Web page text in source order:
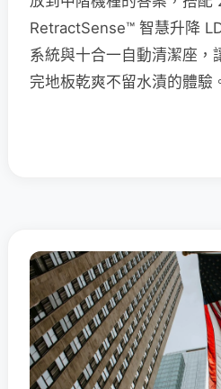
RetractSense™ 智慧升降
系統與十合一自動清潔座，
完地板乾爽不留水漬的體驗